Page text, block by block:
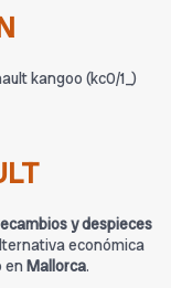
kangoo (kc0/1_)
y despieces
económica
en Mallorca.